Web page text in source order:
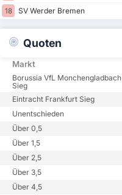
18
SV Werder Bremen
Quoten
Markt
Borussia VfL Monchengladbach
Sieg
Eintracht Frankfurt Sieg
Unentschieden
Über 0,5
Über 1,5
Über 2,5
Über 3,5
Über 4,5